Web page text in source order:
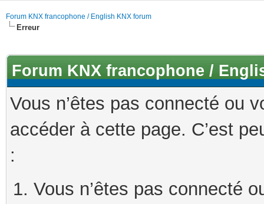
Forum KNX francophone / English KNX forum
Erreur
Forum KNX francophone /
Vous n’êtes pas connecté ou
accéder à cette page. C’est
:
Vous n’êtes pas connecté